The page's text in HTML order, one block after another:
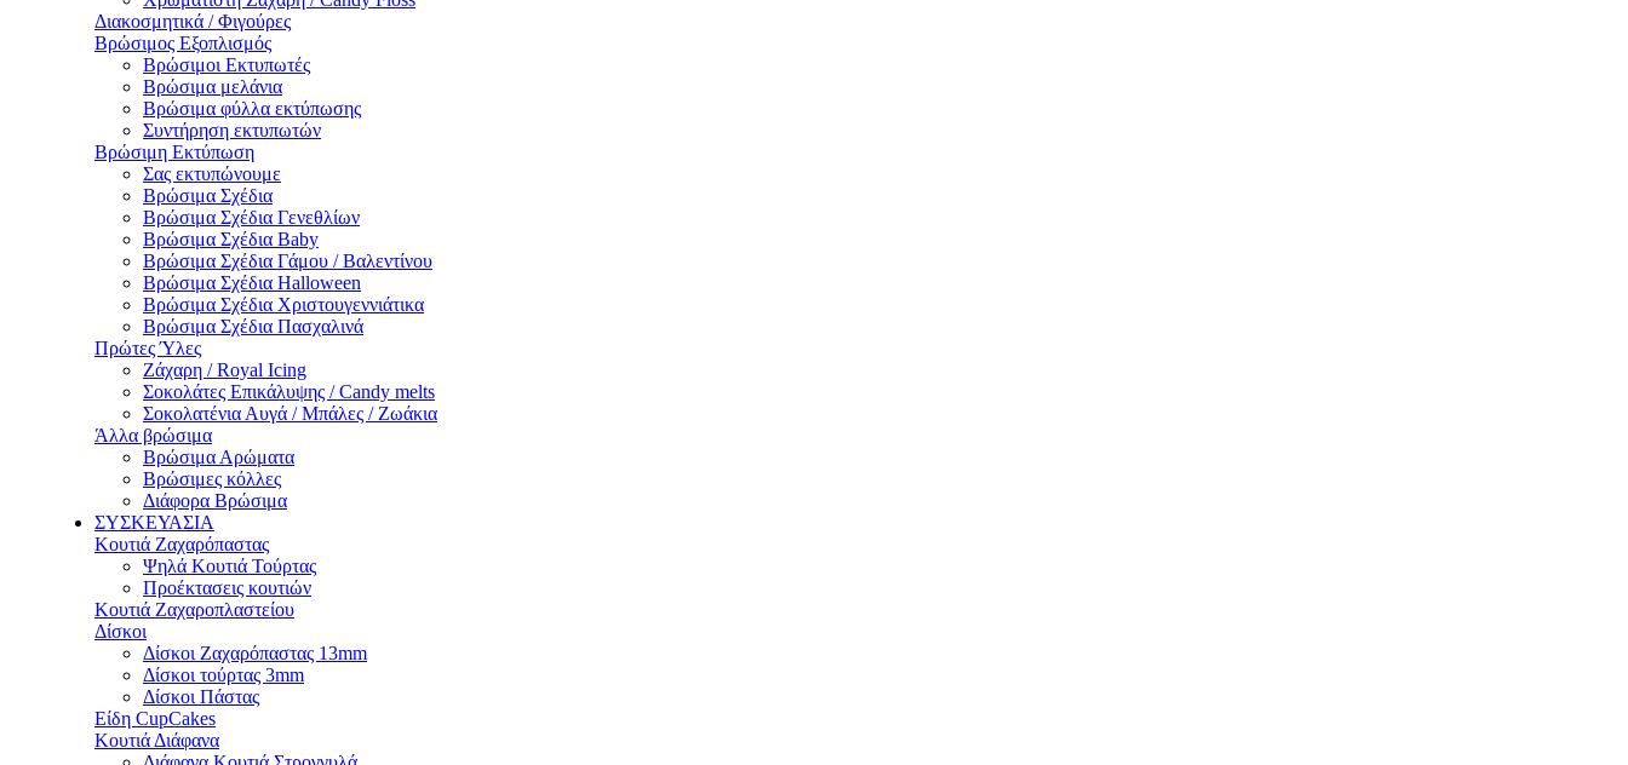
Διακοσμητικά / Φιγούρες
Βρώσιμος Εξοπλισμός
Βρώσιμοι Εκτυπωτές
Βρώσιμα μελάνια
Βρώσιμα φύλλα εκτύπωσης
Συντήρηση εκτυπωτών
Βρώσιμη Εκτύπωση
Σας εκτυπώνουμε
Βρώσιμα Σχέδια
Βρώσιμα Σχέδια Γενεθλίων
Βρώσιμα Σχέδια Baby
Βρώσιμα Σχέδια Γάμου / Βαλεντίνου
Βρώσιμα Σχέδια Halloween
Βρώσιμα Σχέδια Χριστουγεννιάτικα
Βρώσιμα Σχέδια Πασχαλινά
Πρώτες Ύλες
Ζάχαρη / Royal Icing
Σοκολάτες Επικάλυψης / Candy melts
Σοκολατένια Αυγά / Μπάλες / Ζωάκια
Άλλα βρώσιμα
Βρώσιμα Αρώματα
Βρώσιμες κόλλες
Διάφορα Βρώσιμα
ΣΥΣΚΕΥΑΣΙΑ
Κουτιά Ζαχαρόπαστας
Ψηλά Κουτιά Τούρτας
Προέκτασεις κουτιών
Κουτιά Ζαχαροπλαστείου
Δίσκοι
Δίσκοι Ζαχαρόπαστας 13mm
Δίσκοι τούρτας 3mm
Δίσκοι Πάστας
Είδη CupCakes
Κουτιά Διάφανα